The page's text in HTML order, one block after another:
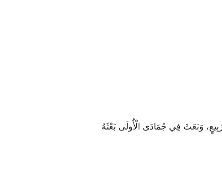
وَبَعَثَ فِي جُمَادَى الْأُولَى بَعْثَهُ